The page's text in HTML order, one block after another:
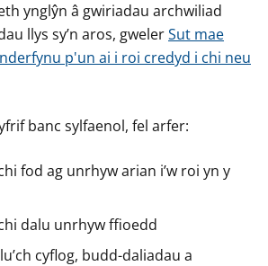
ynglŷn â gwiriadau archwiliad
llys sy’n aros, gwelerSut mae
p'un ai i roi credyd i chi neu
banc sylfaenol, fel arfer:
fod ag unrhyw arian i’w roi yn y
dalu unrhyw ffioedd
cyflog, budd-daliadau a